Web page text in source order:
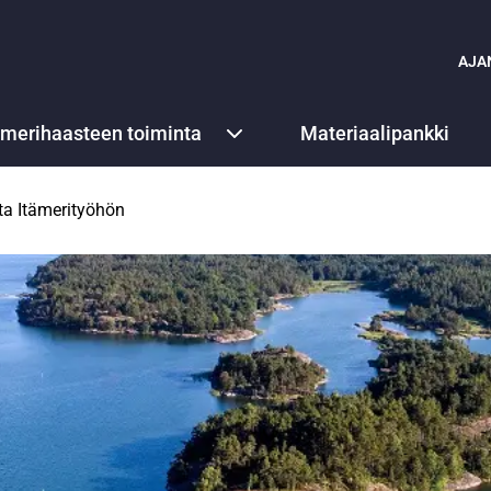
toiminta Materiaalipankki
Itämerityöhön